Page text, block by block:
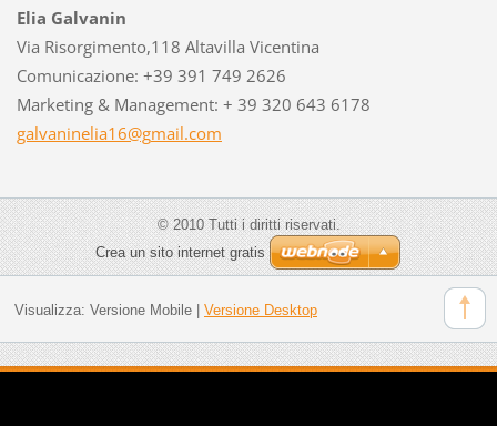
Elia Galvanin
Via Risorgimento,118 Altavilla Vicentina
Comunicazione: +39 391 749 2626
Marketing & Management: + 39 320 643 6178
galvaninelia16@gmail.com
© 2010 Tutti i diritti riservati.
Crea un sito internet gratis
Visualizza: Versione Mobile| Versione Desktop